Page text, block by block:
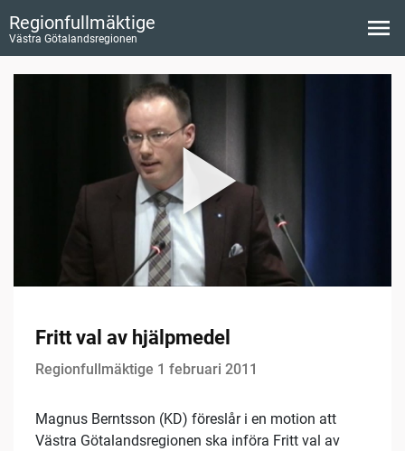
Regionfullmäktige
Västra Götalandsregionen
Fritt val av hjälpmedel
Regionfullmäktige 1 februari 2011
Magnus Berntsson (KD) föreslår i en motion att
Västra Götalandsregionen ska införa Fritt val av